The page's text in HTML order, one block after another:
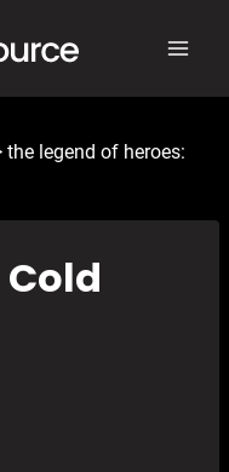
the legend of heroes:
Cold